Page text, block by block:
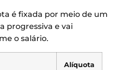
é fixada por meio de um
progressiva e vai
o salário.
Alíquota